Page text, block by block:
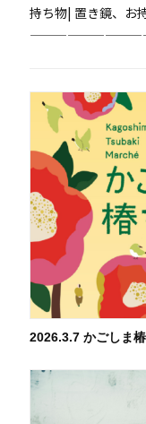
持ち物| 置き鏡、お
2026.3.7 かごしま